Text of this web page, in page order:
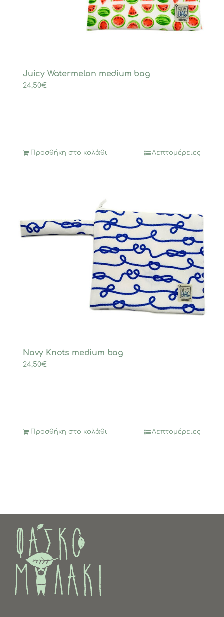
Juicy Watermelon medium bag
24,50€
Προσθήκη στο καλάθι Λεπτομέρειες
Navy Knots medium bag
24,50€
Προσθήκη στο καλάθι Λεπτομέρειες